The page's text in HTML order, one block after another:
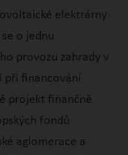
elektrárny
o jednu
provozu zahrady v
při financování
projekt finančně
fondů
aglomerace a